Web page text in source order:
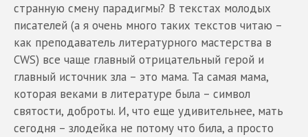
странную смену парадигмы? В текстах молодых
писателей (а я очень много таких текстов читаю –
как преподаватель литературного мастерства в
CWS) все чаще главный отрицательный герой и
главный источник зла – это мама. Та самая мама,
которая веками в литературе была – символ
святости, доброты. И, что еще удивительнее, мать
сегодня – злодейка не потому что била, а просто